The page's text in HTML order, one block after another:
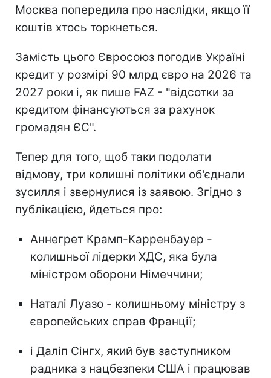
Москва попередила про наслідки, якщо її
коштів хтось торкнеться.
Замість цього Євросоюз погодив Україні
кредит у розмірі 90 млрд євро на 2026 та
2027 роки і, як пише FAZ - "відсотки за
кредитом фінансуються за рахунок
громадян ЄС".
Тепер для того, щоб таки подолати
відмову, три колишні політики об'єднали
зусилля і звернулися із заявою. Згідно з
публікацією, йдеться про:
Аннегрет Крамп-Карренбауер -
колишньої лідерки ХДС, яка була
міністром оборони Німеччини;
Наталі Луазо - колишньому міністру з
європейських справ Франції;
і Даліп Сінгх, який був заступником
радника з нацбезпеки США і працював